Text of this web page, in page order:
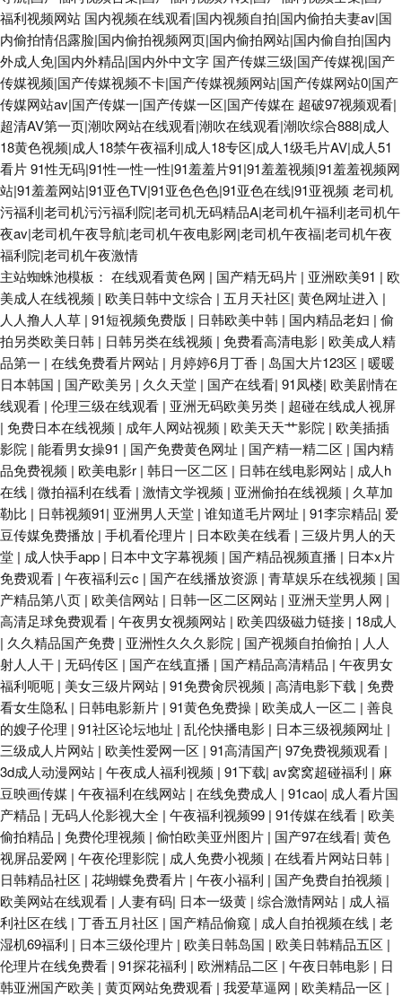
福利视频网站 国内视频在线观看|国内视频自拍|国内偷拍夫妻av|国
内偷拍情侣露脸|国内偷拍视频网页|国内偷拍网站|国内偷自拍|国内
外成人免|国内外精品|国内外中文字 国产传媒三级|国产传媒视|国产
传媒视频|国产传媒视频不卡|国产传媒视频网站|国产传媒网站0|国产
传媒网站av|国产传媒一|国产传媒一区|国产传媒在 超破97视频观看|
超清AV第一页|潮吹网站在线观看|潮吹在线观看|潮吹综合888|成人
18黄色视频|成人18禁午夜福利|成人18专区|成人1级毛片AV|成人51
看片91性无码|91性一性一性|91羞羞片91|91羞羞视频|91羞羞视频网
站|91羞羞网站|91亚色TV|91亚色色色|91亚色在线|91亚视频 老司机
污福利|老司机污污福利院|老司机无码精品A|老司机午福利|老司机午
夜av|老司机午夜导航|老司机午夜电影网|老司机午夜福|老司机午夜
福利院|老司机午夜激情
主站蜘蛛池模板： 在线观看黄色网 | 国产精无码片 | 亚洲欧美91 | 欧
美成人在线视频 | 欧美日韩中文综合 | 五月天社区| 黄色网址进入 |
人人撸人人草 | 91短视频免费版 | 日韩欧美中韩 | 国内精品老妇 | 偷
拍另类欧美日韩 | 日韩另类在线视频 | 免费看高清电影 | 欧美成人精
品第一 | 在线免费看片网站 | 月婷婷6月丁香 | 岛国大片123区 | 暖暖
日本韩国 | 国产欧美另 | 久久天堂 | 国产在线看| 91凤楼| 欧美剧情在
线观看 | 伦理三级在线观看 | 亚洲无码欧美另类 | 超碰在线成人视屏
| 免费日本在线视频 | 成年人网站视频 | 欧美天天艹影院 | 欧美插插
影院 | 能看男女操91 | 国产免费黄色网址 | 国产精一精二区 | 国内精
品免费视频 | 欧美电影r | 韩日一区二区 | 日韩在线电影网站 | 成人h
在线 | 微拍福利在线看 | 激情文学视频 | 亚洲偷拍在线视频 | 久草加
勒比 | 日韩视频91| 亚洲男人天堂 | 谁知道毛片网址 | 91李宗精品| 爱
豆传媒免费播放 | 手机看伦理片 | 日本欧美在线看 | 三级片男人的天
堂 | 成人快手app | 日本中文字幕视频 | 国产精品视频直播 | 日本x片
免费观看 | 午夜福利云c | 国产在线播放资源 | 青草娱乐在线视频 | 国
产精品第八页 | 欧美信网站 | 日韩一区二区网站 | 亚洲天堂男人网 |
高清足球免费观看 | 午夜男女视频网站 | 欧美四级磁力链接 | 18成人
| 久久精品国产免费 | 亚洲性久久久影院 | 国产视频自拍偷拍 | 人人
射人人干 | 无码传区 | 国产在线直播 | 国产精品高清精品 | 午夜男女
福利呃呃 | 美女三级片网站 | 91免费肏屄视频 | 高清电影下载 | 免费
看女生隐私 | 日韩电影新片 | 91黄色免费操 | 欧美成人一区二 | 善良
的嫂子伦理 | 91社区论坛地址 | 乱伦快播电影 | 日本三级视频网址 |
三级成人片网站 | 欧美性爱网一区 | 91高清国产| 97免费视频观看 |
3d成人动漫网站 | 午夜成人福利视频 | 91下载| av窝窝超碰福利 | 麻
豆映画传媒 | 午夜福利在线网站 | 在线免费成人 | 91cao| 成人看片国
产精品 | 无码人伦影视大全 | 午夜福利视频99 | 91传媒在线看 | 欧美
偷拍精品 | 免费伦理视频 | 偷怕欧美亚州图片 | 国产97在线看| 黄色
视屏品爱网 | 午夜伦理影院 | 成人免费小视频 | 在线看片网站日韩 |
日韩精品社区 | 花蝴蝶免费看片 | 午夜小福利 | 国产免费自拍视频 |
欧美网站在线观看 | 人妻有码| 日本一级黄 | 综合激情网站 | 成人福
利社区在线 | 丁香五月社区 | 国产精品偷窥 | 成人自拍视频在线 | 老
湿机69福利 | 日本三级伦理片 | 欧美日韩岛国 | 欧美日韩精品五区 |
伦理片在线免费看 | 91探花福利 | 欧洲精品二区 | 午夜日韩电影 | 日
韩亚洲国产欧美 | 黄页网站免费观看 | 我爱草逼网 | 欧美精品一区 |